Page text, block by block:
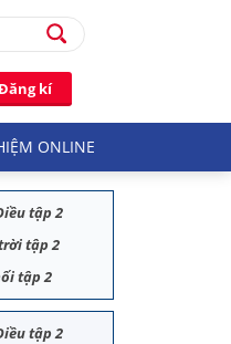
kí
ONLINE
tập 2
tập 2
tập 2
tập 2